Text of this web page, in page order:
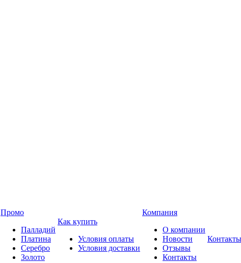
Промо
Палладий
Платина
Серебро
Золото
Как купить
Условия оплаты
Условия доставки
Компания
О компании
Новости
Отзывы
Контакты
Контакты